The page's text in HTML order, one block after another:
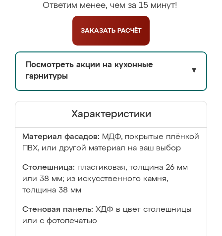
Ответим менее, чем за 15 минут!
ЗАКАЗАТЬ РАСЧЁТ
Посмотреть акции на кухонные
гарнитуры
▼
Характеристики
Материал фасадов: МДФ, покрытые плёнкой
ПВХ, или другой материал на ваш выбор
Столешница: пластиковая, толщина 26 мм
или 38 мм; из искусственного камня,
толщина 38 мм
Стеновая панель: ХДФ в цвет столешницы
или с фотопечатью